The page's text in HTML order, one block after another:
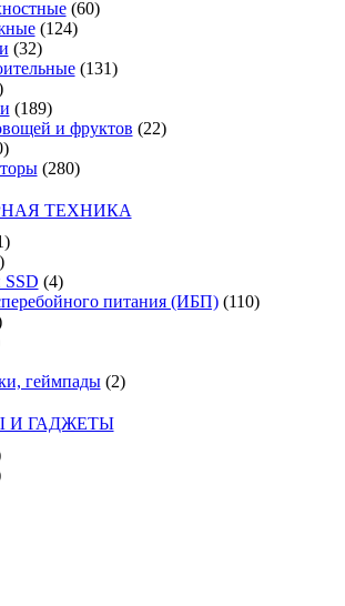
(60)
(124)
(32)
(131)
(189)
и фруктов (22)
(280)
ТЕХНИКА
SSD (4)
питания (ИБП) (110)
геймпады (2)
И ГАДЖЕТЫ